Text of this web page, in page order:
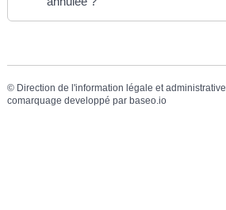
© Direction de l'information légale et administrative
comarquage developpé par baseo.io